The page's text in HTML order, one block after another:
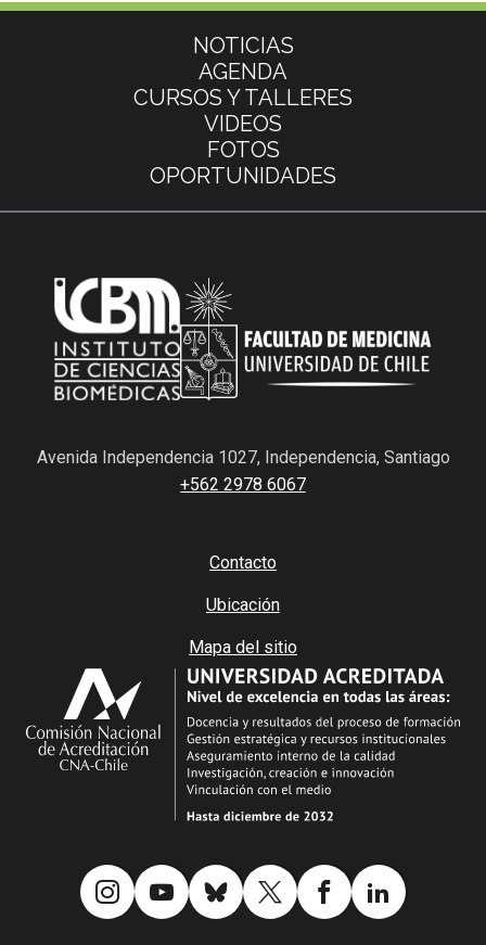
NOTICIAS
AGENDA
CURSOS Y TALLERES
VIDEOS
FOTOS
OPORTUNIDADES
Avenida Independencia 1027, Independencia, Santiago
+562 2978 6067
Contacto
Ubicación
Mapa del sitio